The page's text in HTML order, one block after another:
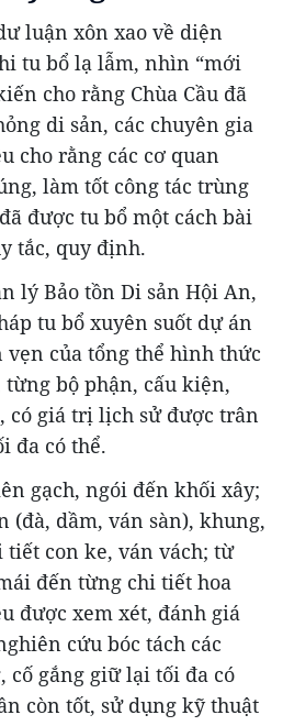
luận xôn xao về diện
tu bổ lạ lẫm, nhìn “mới
cho rằng Chùa Cầu đã
di sản, các chuyên gia
cho rằng các cơ quan
làm tốt công tác trùng
được tu bổ một cách bài
tắc, quy định.
lý Bảo tồn Di sản Hội An,
tu bổ xuyên suốt dự án
của tổng thể hình thức
bộ phận, cấu kiện,
có giá trị lịch sử được trân
đa có thể.
gạch, ngói đến khối xây;
(đà, dầm, ván sàn), khung,
con ke, ván vách; từ
đến từng chi tiết hoa
được xem xét, đánh giá
cứu bóc tách các
cố gắng giữ lại tối đa có
còn tốt, sử dụng kỹ thuật